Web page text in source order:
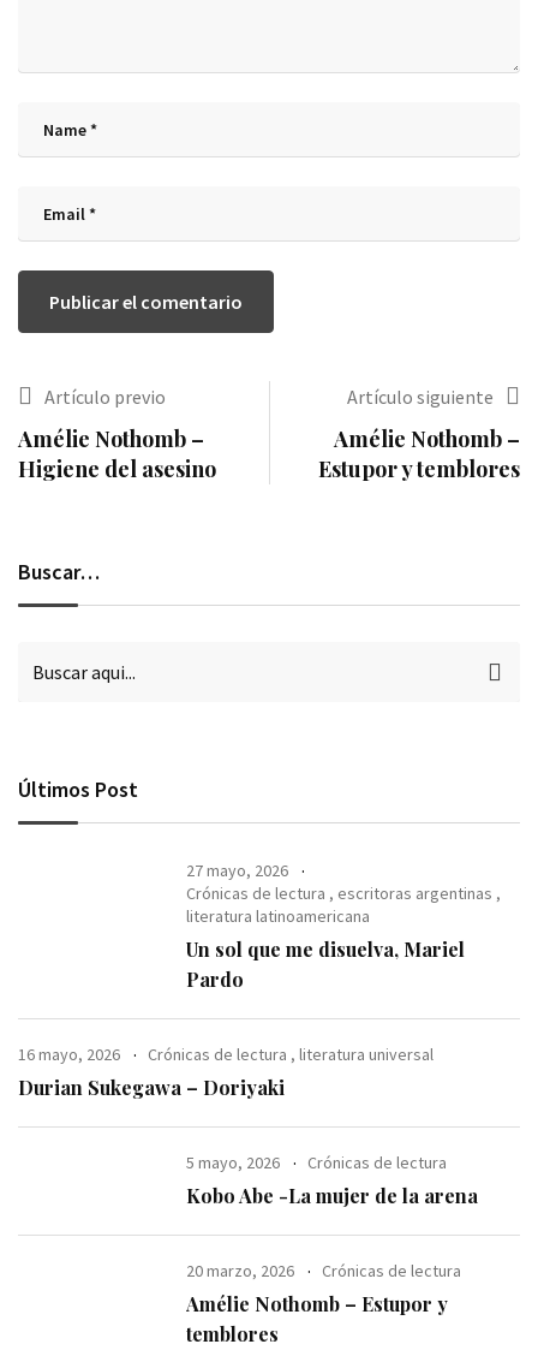
Artículo previo
Amélie Nothomb –
Higiene del asesino
Artículo siguiente
Amélie Nothomb –
Estupor y temblores
Buscar…
Últimos Post
27 mayo, 2026
Crónicas de lectura , escritoras argentinas ,
literatura latinoamericana
Un sol que me disuelva, Mariel
Pardo
16 mayo, 2026 Crónicas de lectura , literatura universal
Durian Sukegawa – Doriyaki
5 mayo, 2026 Crónicas de lectura
Kobo Abe -La mujer de la arena
20 marzo, 2026 Crónicas de lectura
Amélie Nothomb – Estupor y
temblores